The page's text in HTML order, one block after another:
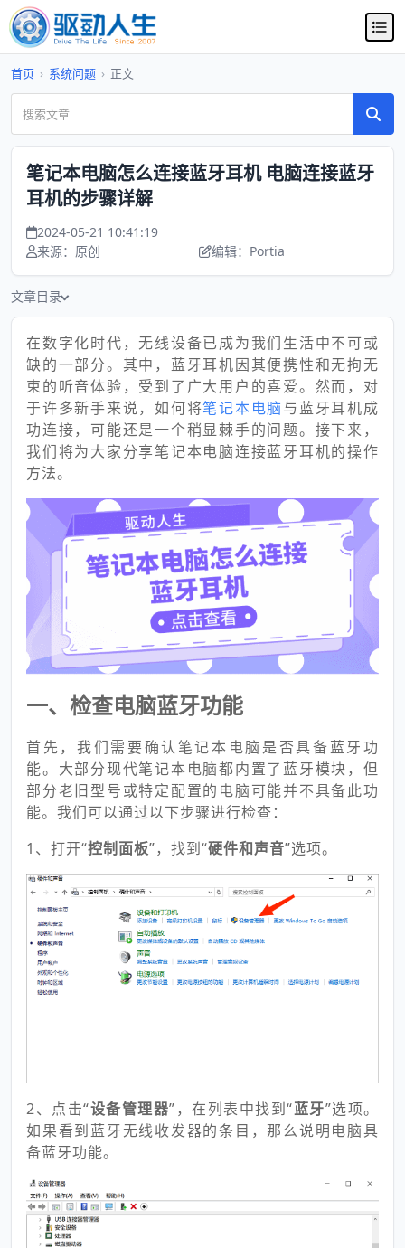
首页 › 系统问题 › 正文
笔记本电脑怎么连接蓝牙耳机 电脑连接蓝牙
耳机的步骤详解
2024-05-21 10:41:19
来源：原创
编辑：Portia
文章目录
在数字化时代，无线设备已成为我们生活中不可或
缺的一部分。其中，蓝牙耳机因其便携性和无拘无
束的听音体验，受到了广大用户的喜爱。然而，对
于许多新手来说，如何将笔记本电脑与蓝牙耳机成
功连接，可能还是一个稍显棘手的问题。接下来，
我们将为大家分享笔记本电脑连接蓝牙耳机的操作
方法。
一、检查电脑蓝牙功能
首先，我们需要确认笔记本电脑是否具备蓝牙功
能。大部分现代笔记本电脑都内置了蓝牙模块，但
部分老旧型号或特定配置的电脑可能并不具备此功
能。我们可以通过以下步骤进行检查：
1、打开“控制面板”，找到“硬件和声音”选项。
2、点击“设备管理器”，在列表中找到“蓝牙”选项。
如果看到蓝牙无线收发器的条目，那么说明电脑具
备蓝牙功能。